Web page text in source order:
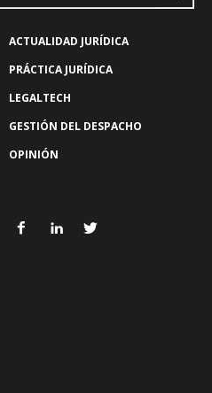
ACTUALIDAD JURÍDICA
PRÁCTICA JURÍDICA
LEGALTECH
GESTIÓN DEL DESPACHO
OPINIÓN